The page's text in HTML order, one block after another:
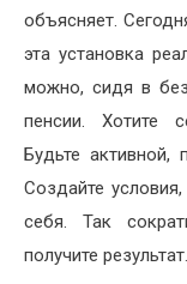
объясняет.
эта установка
можно, сидя в
пенсии. Хотите
Будьте активной,
Создайте
себя. Так
получите результат.